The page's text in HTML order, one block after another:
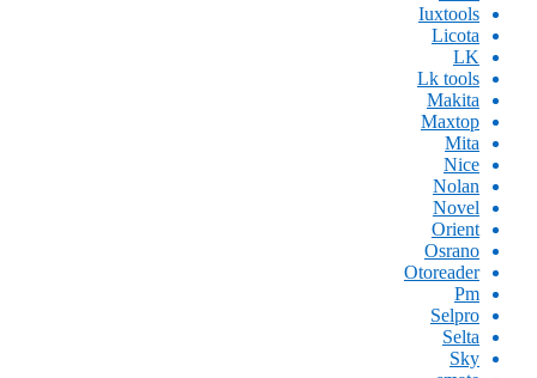
Iuxtools
Licota
LK
Lk tools
Makita
Maxtop
Mita
Nice
Nolan
Novel
Orient
Osrano
Otoreader
Pm
Selpro
Selta
Sky